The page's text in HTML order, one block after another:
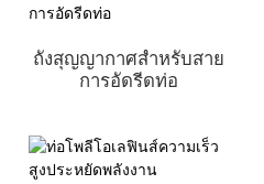
ถังสุญญากาศสำหรับสาย
การอัดรีดท่อ